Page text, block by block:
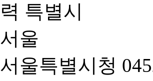
서울특별시청